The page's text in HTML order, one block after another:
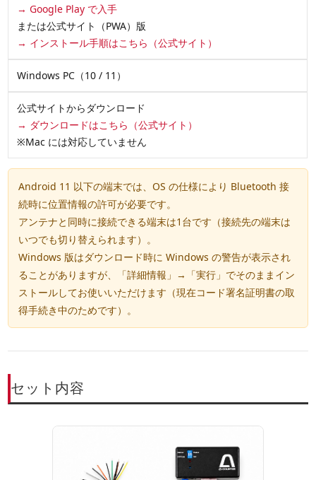
→ Google Play で入手
または公式サイト（PWA）版
→ インストール手順はこちら（公式サイト）
Windows PC（10 / 11）
公式サイトからダウンロード
→ ダウンロードはこちら（公式サイト）
※Mac には対応していません
Android 11 以下の端末では、OS の仕様により Bluetooth 接
続時に位置情報の許可が必要です。
アンテナと同時に接続できる端末は1台です（接続先の端末は
いつでも切り替えられます）。
Windows 版はダウンロード時に Windows の警告が表示され
ることがありますが、「詳細情報」→「実行」でそのままイン
ストールしてお使いいただけます（現在コード署名証明書の取
得手続き中のためです）。
セット内容